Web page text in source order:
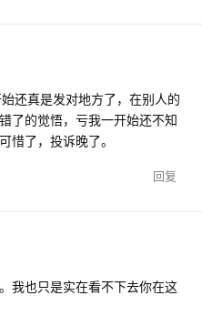
还真是发对地方了，在别人的
了的觉悟，亏我一开始还不知
惜了，投诉晚了。
回复
我也只是实在看不下去你在这